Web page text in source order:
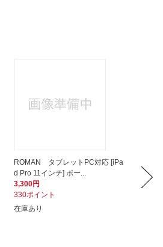
ROMAN タブレットPC対応 [iPa
d Pro 11インチ] ポー...
3,300円
330ポイント
在庫あり
C対応
2,380円